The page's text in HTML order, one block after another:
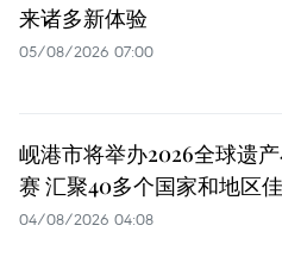
来诸多新体验
05/08/2026 07:00
岘港市将举办2026全球遗
赛 汇聚40多个国家和地区
04/08/2026 04:08